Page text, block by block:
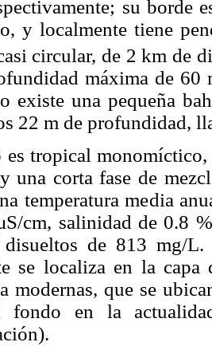
su borde
y localmente tiene
circular, de 2 km de
máxima de 60
existe una pequeña
22 m de profundidad,
es tropical
una corta fase de
temperatura media
cm, salinidad de 0.8
disueltos de 813 mg/
se localiza en la
modernas, que se
fondo en la